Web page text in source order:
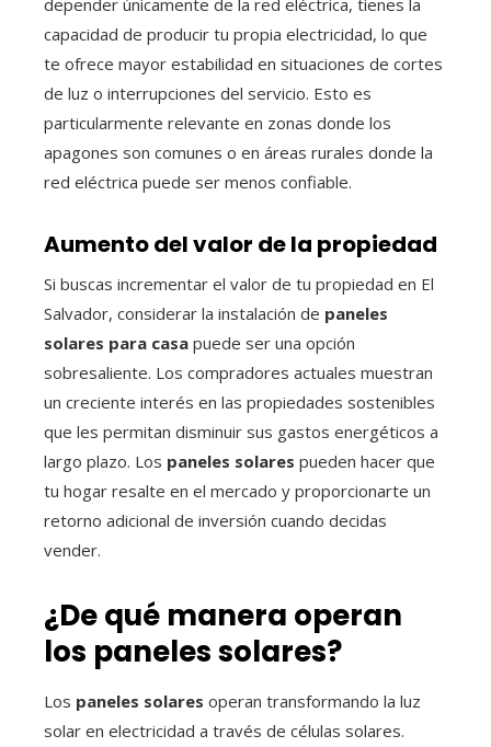
capacidad de producir tu propia electricidad, lo que
te ofrece mayor estabilidad en situaciones de cortes
de luz o interrupciones del servicio. Esto es
particularmente relevante en zonas donde los
apagones son comunes o en áreas rurales donde la
red eléctrica puede ser menos confiable.
Aumento del valor de la propiedad
Si buscas incrementar el valor de tu propiedad en El
Salvador, considerar la instalación de paneles
solares para casa puede ser una opción
sobresaliente. Los compradores actuales muestran
un creciente interés en las propiedades sostenibles
que les permitan disminuir sus gastos energéticos a
largo plazo. Los paneles solares pueden hacer que
tu hogar resalte en el mercado y proporcionarte un
retorno adicional de inversión cuando decidas
vender.
¿De qué manera operan
los paneles solares?
Los paneles solares operan transformando la luz
solar en electricidad a través de células solares.